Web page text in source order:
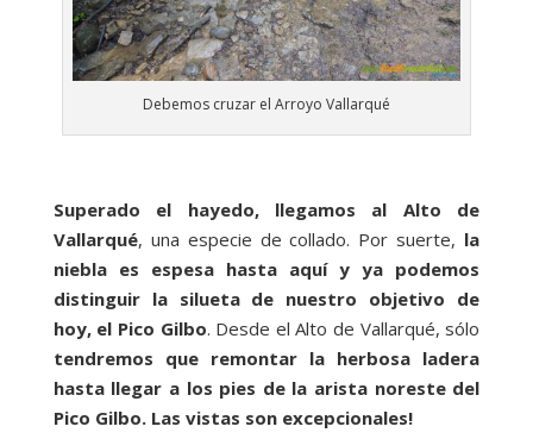
Debemos cruzar el Arroyo Vallarqué
Superado el hayedo, llegamos al Alto de
Vallarqué, una especie de collado. Por suerte, la
niebla es espesa hasta aquí y ya podemos
distinguir la silueta de nuestro objetivo de
hoy, el Pico Gilbo. Desde el Alto de Vallarqué, sólo
tendremos que remontar la herbosa ladera
hasta llegar a los pies de la arista noreste del
Pico Gilbo. Las vistas son excepcionales!